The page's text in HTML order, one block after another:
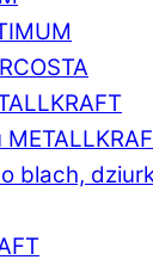
blach,